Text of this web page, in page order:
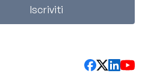
Iscriviti